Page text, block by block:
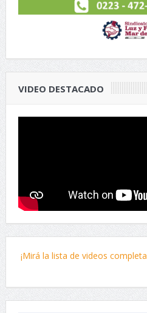
VIDEO DESTACADO
¡Mirá la lista de videos completa